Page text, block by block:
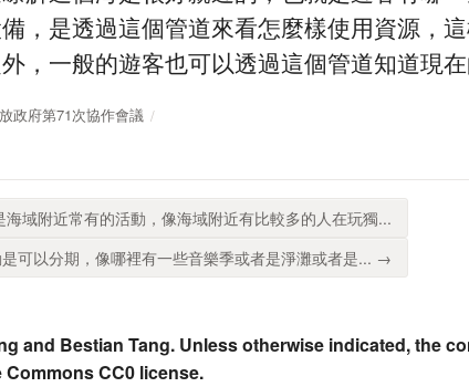
，是透過這個管道來看怎麼樣使用資源，
，一般的遊客也可以透過這個管道知道現
政府第71次協作會議
域附近常有的活動，像海域附近有比較多的人在玩獨...
可以分期，像哪裡有一些音樂季或者是淨灘或者是... →
and Bestian Tang. Unless otherwise indicated, the
CC0 license.